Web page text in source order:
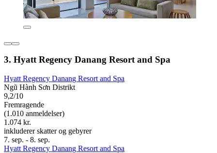
3. Hyatt Regency Danang Resort and Spa
Hyatt Regency Danang Resort and Spa
Ngũ Hành Sơn Distrikt
9,2/10
Fremragende
(1.010 anmeldelser)
1.074 kr.
inkluderer skatter og gebyrer
7. sep. - 8. sep.
Hyatt Regency Danang Resort and Spa